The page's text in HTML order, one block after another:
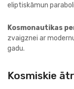
eliptiskāmun
Kosmonautikas
zvaigznei ar
gadu.
Kosmiskie